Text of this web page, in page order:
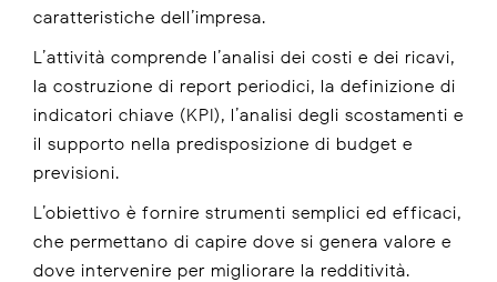
caratteristiche dell’impresa.
L’attività comprende l’analisi dei costi e dei ricavi,
la costruzione di report periodici, la definizione di
indicatori chiave (KPI), l’analisi degli scostamenti e
il supporto nella predisposizione di budget e
previsioni.
L’obiettivo è fornire strumenti semplici ed efficaci,
che permettano di capire dove si genera valore e
dove intervenire per migliorare la redditività.